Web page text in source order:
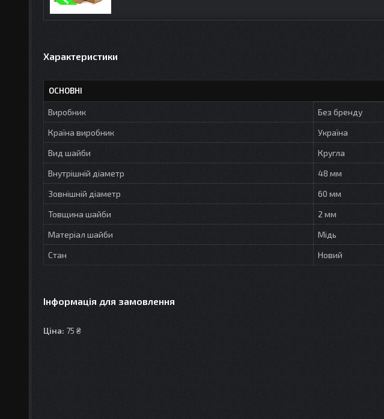
Характеристики
ОСНОВНІ
Виробник
Без бренду
Країна виробник
Україна
Вид шайби
Кругла
Внутрішній діаметр
48 мм
Зовнішній діаметр
60 мм
Товщина шайби
2 мм
Матеріал шайби
Мідь
Стан
Новий
Інформація для замовлення
Ціна: 75 ₴